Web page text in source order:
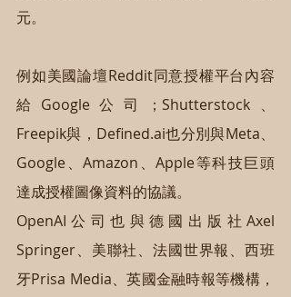
元。
例如美國論壇Reddit同意授權平台內容
給Google公司；Shutterstock、
Freepik與，Defined.ai也分別與Meta、
Google、Amazon、Apple等科技巨頭
達成授權圖像資料的協議。
OpenAI公司也與德國出版社Axel
Springer、美聯社、法國世界報、西班
牙Prisa Media、英國金融時報等機構，